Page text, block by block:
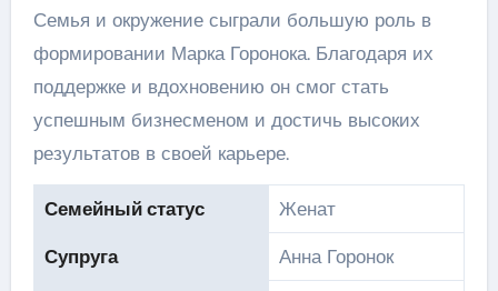
Семья и окружение сыграли большую роль в
формировании Марка Горонока. Благодаря их
поддержке и вдохновению он смог стать
успешным бизнесменом и достичь высоких
результатов в своей карьере.
Семейный статус
Женат
Супруга
Анна Горонок